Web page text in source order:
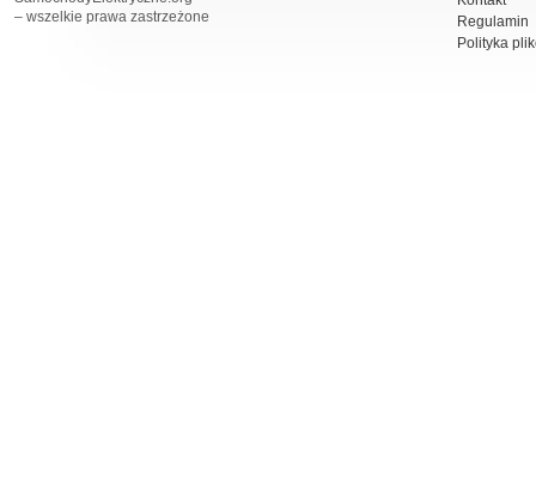
– wszelkie prawa zastrzeżone
Regulamin
Polityka